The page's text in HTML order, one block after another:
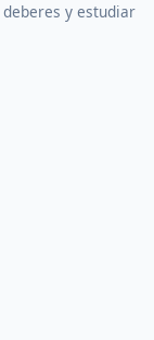
y estudiar